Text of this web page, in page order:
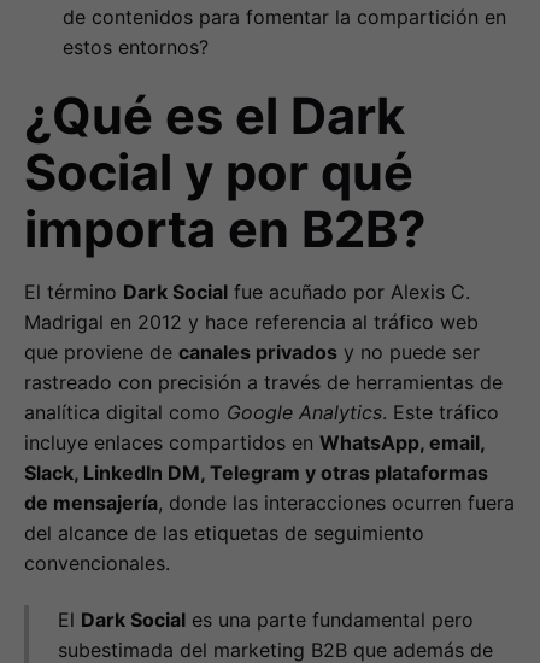
de contenidos para fomentar la compartición en
estos entornos?
¿Qué es el Dark
Social y por qué
importa en B2B?
El término Dark Social fue acuñado por Alexis C.
Madrigal en 2012 y hace referencia al tráfico web
que proviene de canales privados y no puede ser
rastreado con precisión a través de herramientas de
analítica digital como Google Analytics. Este tráfico
incluye enlaces compartidos en WhatsApp, email,
Slack, LinkedIn DM, Telegram y otras plataformas
de mensajería, donde las interacciones ocurren fuera
del alcance de las etiquetas de seguimiento
convencionales.
El Dark Social es una parte fundamental pero
subestimada del marketing B2B que además de